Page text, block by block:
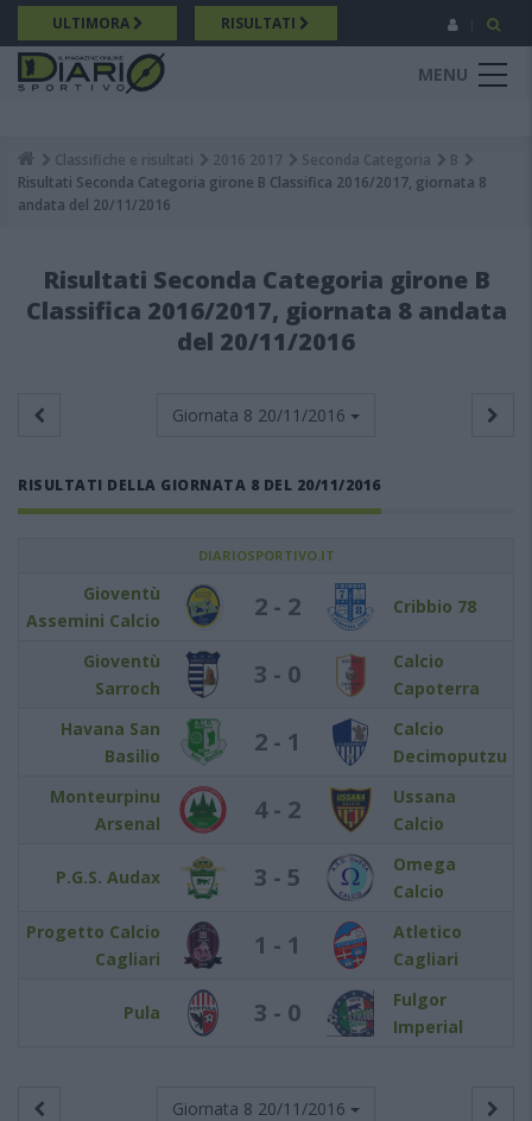
Salta
al
contenuto
principale
ULTIMORA RISULTATI
MENU
Breadcrumb
Classifiche e risultati 2016 2017 Seconda Categoria
B
Risultati Seconda Categoria girone B Classifica 2016/2017, giornata 8
andata del 20/11/2016
Risultati Seconda Categoria girone B
Classifica 2016/2017, giornata 8 andata
del 20/11/2016
Giornata 8 20/11/2016
RISULTATI DELLA GIORNATA 8 DEL 20/11/2016
DIARIOSPORTIVO.IT
Gioventù
Assemini Calcio
2 - 2 Cribbio 78
Gioventù
Sarroch
3 - 0
Calcio
Capoterra
Havana San
Basilio
2 - 1
Calcio
Decimoputzu
Monteurpinu
Arsenal
4 - 2
Ussana
Calcio
P.G.S. Audax 3 - 5
Omega
Calcio
Progetto Calcio
Cagliari
1 - 1
Atletico
Cagliari
Pula 3 - 0
Fulgor
Imperial
Giornata 8 20/11/2016